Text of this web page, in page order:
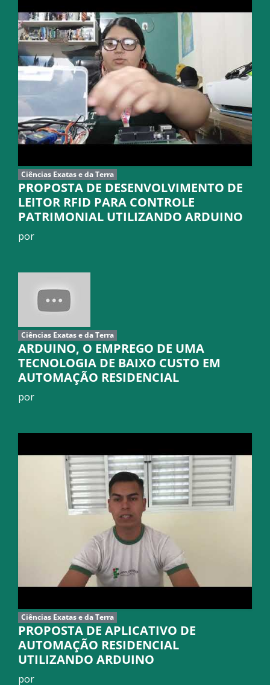
Ciências Exatas e da Terra
PROPOSTA DE DESENVOLVIMENTO DE
LEITOR RFID PARA CONTROLE
PATRIMONIAL UTILIZANDO ARDUINO
por
Ciências Exatas e da Terra
ARDUINO, O EMPREGO DE UMA
TECNOLOGIA DE BAIXO CUSTO EM
AUTOMAÇÃO RESIDENCIAL
por
Ciências Exatas e da Terra
PROPOSTA DE APLICATIVO DE
AUTOMAÇÃO RESIDENCIAL
UTILIZANDO ARDUINO
por